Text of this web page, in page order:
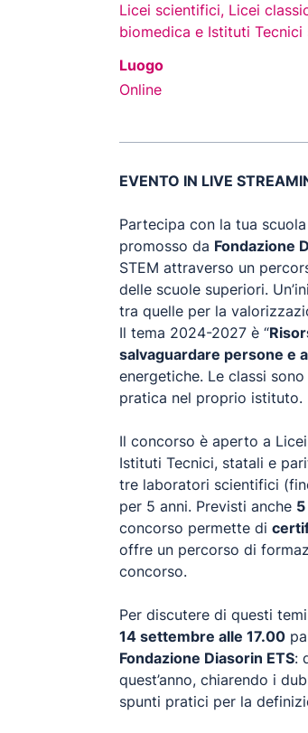
Licei scientifici, Licei
biomedica e Istituti
Luogo
Online
EVENTO IN LIVE
Partecipa con la tua
promosso da Fondazione
STEM attraverso un
delle scuole superiori.
tra quelle per la
Il tema 2024-2027 è “
salvaguardare persone e
energetiche. Le classi
pratica nel proprio istituto.
Il concorso è aperto a
Istituti Tecnici, statali e
tre laboratori scientifici
per 5 anni. Previsti anche
concorso permette di
offre un percorso di
concorso.
Per discutere di questi temi
14 settembre alle 17.00
Fondazione Diasorin ETS:
quest’anno, chiarendo i
spunti pratici per la